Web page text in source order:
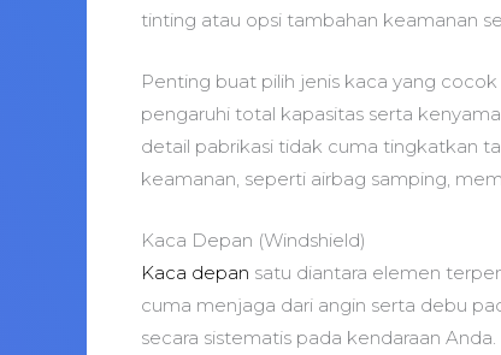
tinting atau opsi tambahan keamanan
Penting buat pilih jenis kaca yang
pengaruhi total kapasitas serta
detail pabrikasi tidak cuma tingkatkan
keamanan, seperti airbag samping,
Kaca Depan (Windshield)
Kaca depan satu diantara elemen
cuma menjaga dari angin serta debu
secara sistematis pada kendaraan